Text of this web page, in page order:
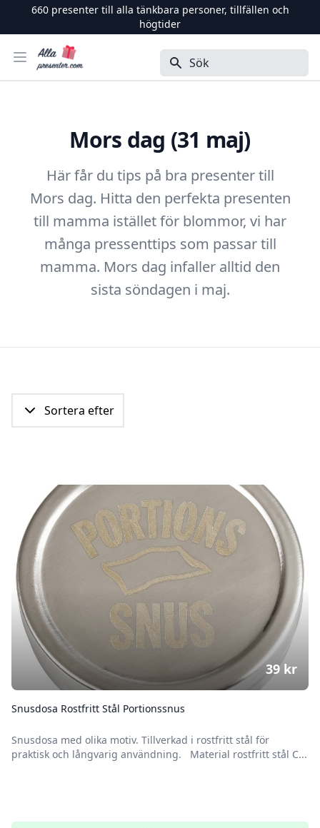
660presenter till alla tänkbara personer, tillfällen och
högtider
Öppna menyn
Alla Presenter Sök
Mors dag (31 maj)
Här får du tips på bra presenter till
Mors dag. Hitta den perfekta presenten
till mamma istället för blommor, vi har
många pressenttips som passar till
mamma. Mors dag infaller alltid den
sista söndagen i maj.
Sortera efter
Snusdosa Rostfritt Stål Portionssnus
Snusdosa med olika motiv. Tillverkad i rostfritt stål för
praktisk och långvarig användning. Material rostfritt stål C...
39 kr